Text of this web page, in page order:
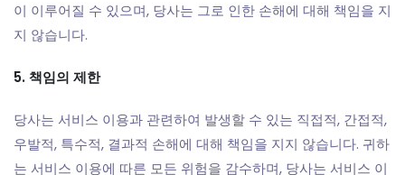
이 이루어질 수 있으며, 당사는 그로 인한 손해에 대해 책임을 지
지 않습니다.
5. 책임의 제한
당사는 서비스 이용과 관련하여 발생할 수 있는 직접적, 간접적,
우발적, 특수적, 결과적 손해에 대해 책임을 지지 않습니다. 귀하
는 서비스 이용에 따른 모든 위험을 감수하며, 당사는 서비스 이